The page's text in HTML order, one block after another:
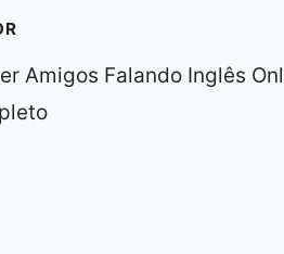
Amigos Falando Inglês